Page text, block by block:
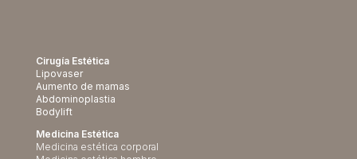
Cirugía Estética
Lipovaser
Aumento de mamas
Abdominoplastia
Bodylift
Medicina Estética
Medicina estética corporal